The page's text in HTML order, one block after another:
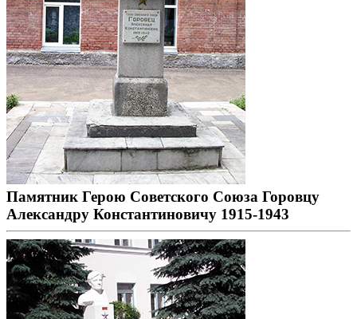
Памятник Герою Советского Союза Горовцу
Александру Константиновичу 1915-1943